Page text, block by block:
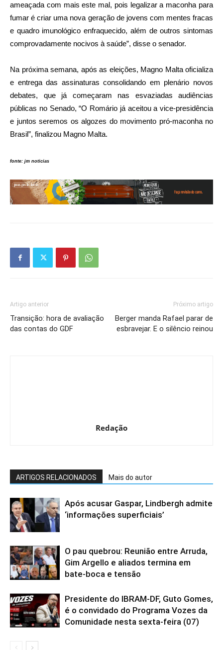
ameaçada com mais este mal, pois legalizar a maconha para
fumar é criar uma nova geração de jovens com mentes fracas
e quadro imunológico enfraquecido, além de outros sintomas
comprovadamente nocivos à saúde”, disse o senador.
Na próxima semana, após as eleições, Magno Malta oficializa
e entrega das assinaturas consolidando em plenário novos
debates, que já começaram nas esvaziadas audiências
públicas no Senado, “O Romário já aceitou a vice-presidência
e juntos seremos os algozes do movimento pró-maconha no
Brasil”, finalizou Magno Malta.
fonte: jm noticias
Artigo anterior
Transição: hora de avaliação
das contas do GDF
Próximo artigo
Berger manda Rafael parar de
esbravejar. E o silêncio reinou
Redação
ARTIGOS RELACIONADOS Mais do autor
Após acusar Gaspar, Lindbergh admite
‘informações superficiais’
O pau quebrou: Reunião entre Arruda,
Gim Argello e aliados termina em
bate-boca e tensão
Presidente do IBRAM-DF, Guto Gomes,
é o convidado do Programa Vozes da
Comunidade nesta sexta-feira (07)